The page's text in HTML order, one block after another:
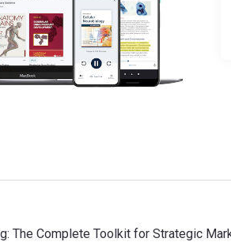
The Complete Toolkit for Strategic